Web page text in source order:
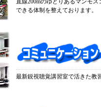
直線200mのゆとりあるマンモ
できる体制を整えております。
最新鋭視聴覚講習室で活きた教